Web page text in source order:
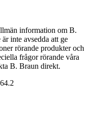
information om B.
inte avsedda att ge
rörande produkter och
frågor rörande våra
B. Braun direkt.